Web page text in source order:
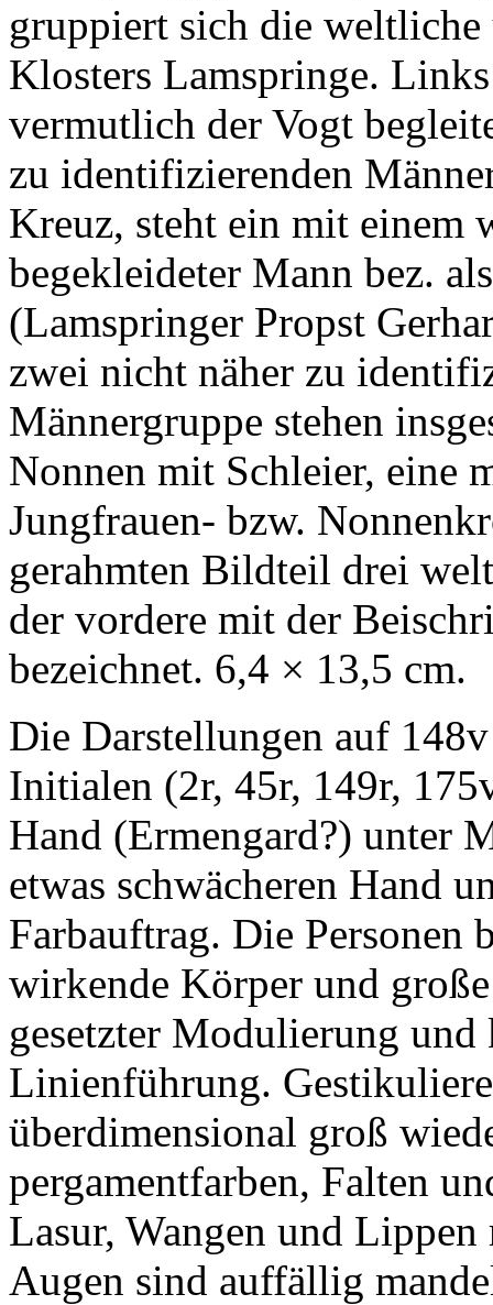
gruppiert sich die weltliche
Klosters Lamspringe.
vermutlich der Vogt
zu identifizierenden
Kreuz, steht ein mit einem
begekleideter Mann bez.
(Lamspringer Propst
zwei nicht näher zu
Männergruppe stehen
Nonnen mit Schleier, eine
Jungfrauen- bzw.
gerahmten Bildteil drei
der vordere mit der
bezeichnet. 6,4 × 13,5 cm.
Die Darstellungen auf
Initialen (2r, 45r, 149r,
Hand (Ermengard?) unter
etwas schwächeren Hand
Farbauftrag. Die Personen
wirkende Körper und
gesetzter Modulierung
Linienführung.
überdimensional groß
pergamentfarben, Falten
Lasur, Wangen und
Augen sind auffällig